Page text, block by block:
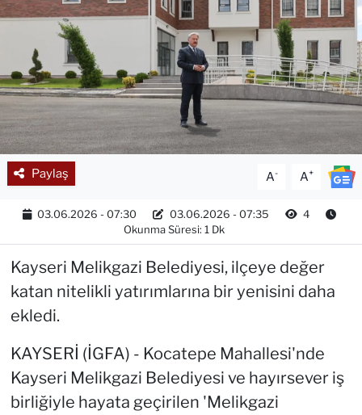
Paylaş A- A+
03.06.2026 - 07:30 03.06.2026 - 07:35
4
Okunma Süresi: 1 Dk
Kayseri Melikgazi Belediyesi, ilçeye değer
katan nitelikli yatırımlarına bir yenisini daha
ekledi.
KAYSERİ (İGFA) - Kocatepe Mahallesi'nde
Kayseri Melikgazi Belediyesi ve hayırsever iş
birliğiyle hayata geçirilen 'Melikgazi